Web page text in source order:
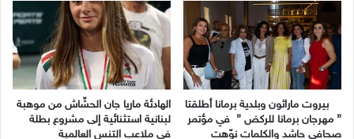
بيروت ماراثون وبلدية برمانا أطلقتا
” مهرجان برمانا للركض ” في مؤتمر
صحافي حاشد والكلمات نوّهت
الهادئة ماريا جان الحشّاش من موهبة
لبنانية استثنائية إلى مشروع بطلة
في ملاعب التنس العالمية